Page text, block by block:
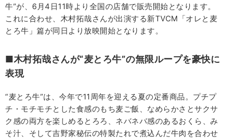
牛”が、6月4日11時より全国の店舗で販売開始となります。
これに合わせ、木村拓哉さんが出演する新TVCM「オレと麦
とろ牛」篇が同日より放映開始となります。
■木村拓哉さんが“麦とろ牛”の無限ループを豪快に
表現
“麦とろ牛”は、今年で11周年を迎える夏の定番商品。プチプ
チ・モチモチとした食感のもち麦ご飯、なめらかさとサクサ
ク感の両方を楽しめるとろろ、ネバネバ感のあるおくら、み
そ汁、そして吉野家秘伝の特製たれで煮込んだ牛肉を合わせ